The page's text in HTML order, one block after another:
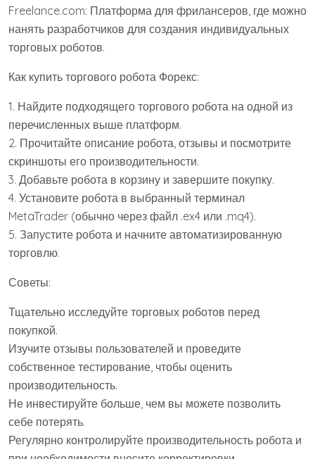
Freelance.com: Платформа для фрилансеров, где можно
нанять разработчиков для создания индивидуальных
торговых роботов.
Как купить торгового робота Форекс:
1. Найдите подходящего торгового робота на одной из
перечисленных выше платформ.
2. Прочитайте описание робота, отзывы и посмотрите
скриншоты его производительности.
3. Добавьте робота в корзину и завершите покупку.
4. Установите робота в выбранный терминал
MetaTrader (обычно через файл .ex4 или .mq4).
5. Запустите робота и начните автоматизированную
торговлю.
Советы:
Тщательно исследуйте торговых роботов перед
покупкой.
Изучите отзывы пользователей и проведите
собственное тестирование, чтобы оценить
производительность.
Не инвестируйте больше, чем вы можете позволить
себе потерять.
Регулярно контролируйте производительность робота и